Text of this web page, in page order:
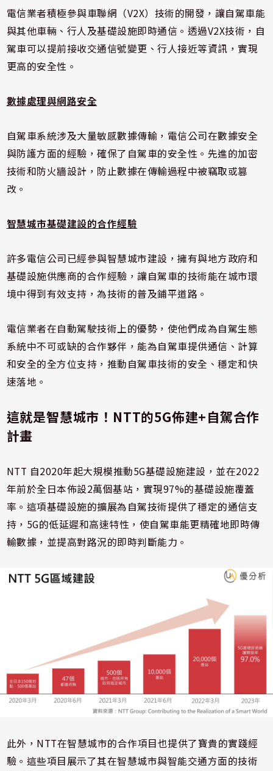
電信業者積極參與車聯網（V2X）技術的開發，讓自駕車能
與其他車輛、行人及基礎設施即時通信。透過V2X技術，自
駕車可以提前接收交通信號變更、行人接近等資訊，實現
更高的安全性。
數據處理與網路安全
自駕車系統涉及大量敏感數據傳輸，電信公司在數據安全
與防護方面的經驗，確保了自駕車的安全性。先進的加密
技術和防火牆設計，防止數據在傳輸過程中被竊取或篡
改。
智慧城市基礎建設的合作經驗
許多電信公司已經參與智慧城市建設，擁有與地方政府和
基礎設施供應商的合作經驗，讓自駕車的技術能在城市環
境中得到有效支持，為技術的普及鋪平道路。
電信業者在自動駕駛技術上的優勢，使他們成為自駕生態
系統中不可或缺的合作夥伴，能為自駕車提供通信、計算
和安全的全方位支持，推動自駕車技術的安全、穩定和快
速落地。
這就是智慧城市！NTT的5G佈建+自駕合作
計畫
NTT 自2020年起大規模推動5G基礎設施建設，並在2022
年前於全日本佈設2萬個基站，實現97%的基礎設施覆蓋
率。這項基礎設施的擴展為自駕技術提供了穩定的通信支
持，5G的低延遲和高速特性，使自駕車能更精確地即時傳
輸數據，並提高對路況的即時判斷能力。
此外，NTT在智慧城市的合作項目也提供了寶貴的實踐經
驗。這些項目展示了其在智慧城市與智能交通方面的技術